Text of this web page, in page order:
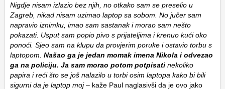
Nigdje nisam izlazio bez njih, no otkako sam se preselio u
Zagreb, nikad nisam uzimao laptop sa sobom. No jučer sam
napravio iznimku, imao sam sastanak i morao sam nešto
pokazati. Usput sam popio pivo s prijateljima i krenuo kući oko
ponoći. Sjeo sam na klupu da provjerim poruke i ostavio torbu s
laptopom. Našao ga je jedan momak imena Nikola i odvezao
ga na policiju. Ja sam morao potom potpisati nekoliko
papira i reći što se još nalazilo u torbi osim laptopa kako bi bili
sigurni da je laptop moj– kaže Paul naglasivši da je ovo jako